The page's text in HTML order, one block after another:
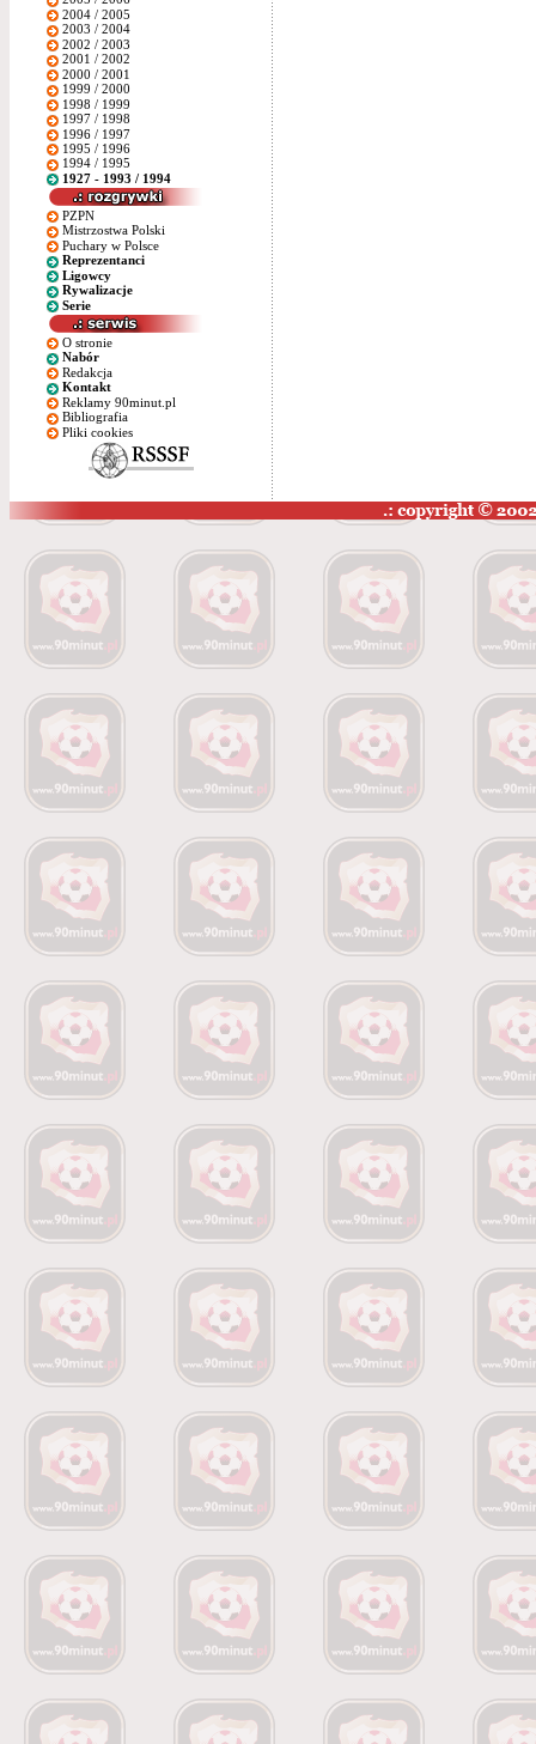
2004 / 2005
2003 / 2004
2002 / 2003
2001 / 2002
2000 / 2001
1999 / 2000
1998 / 1999
1997 / 1998
1996 / 1997
1995 / 1996
1994 / 1995
1927 - 1993 / 1994
PZPN
Mistrzostwa Polski
Puchary w Polsce
Reprezentanci
Ligowcy
Rywalizacje
Serie
O stronie
Nabór
Redakcja
Kontakt
Reklamy 90minut.pl
Bibliografia
Pliki cookies